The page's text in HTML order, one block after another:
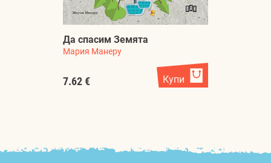
Да спасим Земята
Мария Манеру
7.62 € Купи